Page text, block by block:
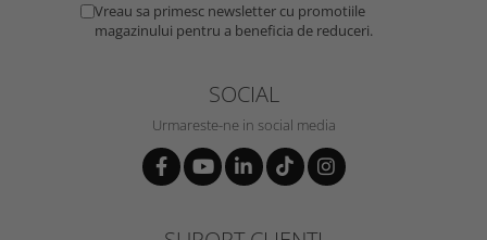
Vreau sa primesc newsletter cu promotiile
magazinului pentru a beneficia de reduceri.
SOCIAL
Urmareste-ne in social media